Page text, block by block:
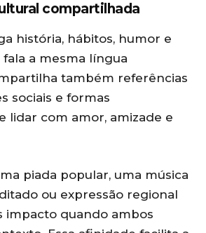
compartilhada
história, hábitos, humor e
a mesma língua
também referências
sociais e formas
lidar com amor, amizade e
piada popular, uma música
ou expressão regional
impacto quando ambos